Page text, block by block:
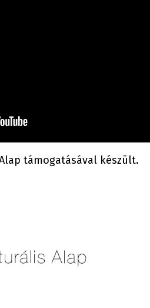
támogatásával készült.